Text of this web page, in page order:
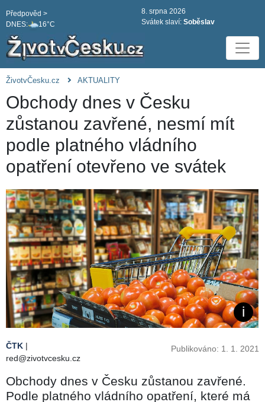
DNES: 16°C
Předpověd >
8. srpna 2026
Svátek slaví: Soběslav
ŽivotvČesku.cz AKTUALITY
Obchody dnes v Česku
zůstanou zavřené, nesmí mít
podle platného vládního
opatření otevřeno ve svátek
ČTK |
red@zivotvcesku.cz
Publikováno: 1. 1. 2021
Obchody dnes v Česku zůstanou zavřené.
Podle platného vládního opatření, které má